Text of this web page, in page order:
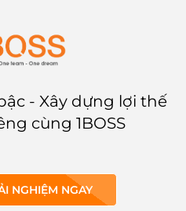
- Xây dựng lợi thế
cùng 1BOSS
NGHIỆM NGAY